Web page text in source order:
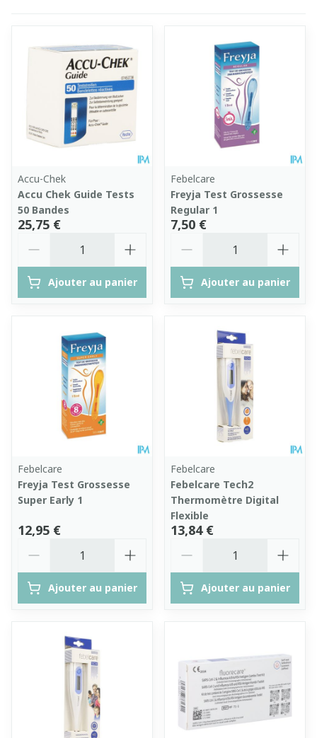
Accu-Chek
Accu Chek Guide Tests
50 Bandes
25,75 €
Ajouter au panier
Febelcare
Freyja Test Grossesse
Regular 1
7,50 €
Ajouter au panier
Febelcare
Freyja Test Grossesse
Super Early 1
12,95 €
Ajouter au panier
Febelcare
Febelcare Tech2
Thermomètre Digital
Flexible
13,84 €
Ajouter au panier